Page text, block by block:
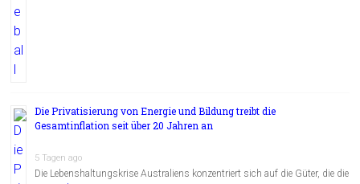
Die Privatisierung von Energie und Bildung treibt die
Gesamtinflation seit über 20 Jahren an
5 Tagen ago
Die Lebenshaltungskrise Australiens konzentriert sich auf die Güter, die die